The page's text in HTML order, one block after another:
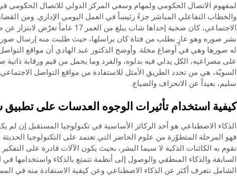
لمفهوم الاتصال الحكومي ولمهام وسعي المركز الدولي للاتصال الحكومي
والخطاب التفاعلي المباشر جزءً رئيساً في العمل اليومي الإداري. ومن
الاجتماعي، كان ضحية إحداها شاب يبلغ من
نشر صوره وهو عارٍ بطلب من فتاة كان يراسلها، حيث طلبت منه إرسال
له صورها وهي في أوضاع مخلة. وأوضح الدكتور عبد الهادي أن مواقع
على مصراعيه، الكل يدلي فيه بدلوه، والفرد وما يحمل من قيم ورقابة ذاتية
السويّة، هي من تحدد الطريق الأمثل للاستفادة من مواقع التواصل
سليم، بعيداً عن الانحراف والضياع.
كيفية استخدام تأثيرات الوجوه العدسات على
الذكاء الاصطناعي هو أحد الركائز الأساسية في تكنولوجيا المستقبل إن لم
فهو المرحلة المتطوّرة من علوم الحاضر التي تعتمد على التكنولوجيا
تقوم به الكائنات الذكية لا سيما البشر، بحيث يكون الآلات قادرة على
السابقة والذكاء المنطقي والوصول إلى أنظمة تتمتع بالذكاء واستخدامها في
الشامل نتعرف أكثر عن الذكاء الاصطناعي وعن كيفية الاستفادة منه في